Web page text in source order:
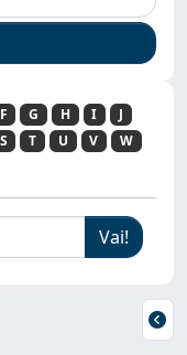
F G H I
J
S T U V
W